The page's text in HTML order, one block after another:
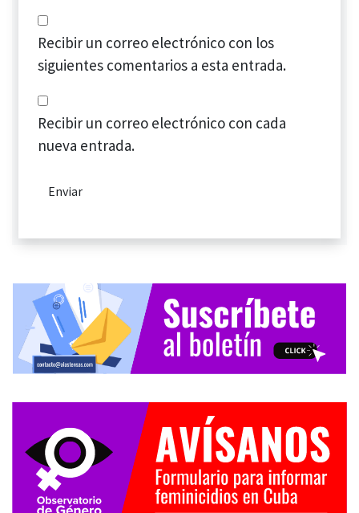
Recibir un correo electrónico con los
siguientes comentarios a esta entrada.
Recibir un correo electrónico con cada
nueva entrada.